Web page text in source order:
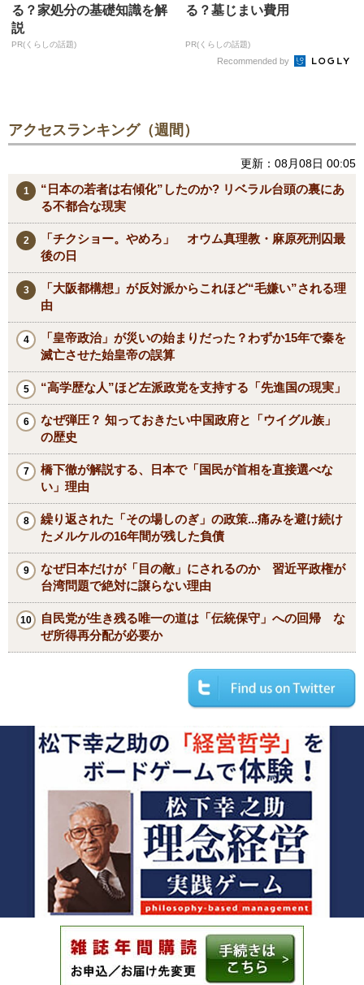
る？家処分の基礎知識を解
説
PR(くらしの話題)
る？墓じまい費用
PR(くらしの話題)
Recommended by
アクセスランキング（週間）
更新：08月08日 00:05
“日本の若者は右傾化”したのか? リベラル台頭の裏にあ
る不都合な現実
「チクショー。やめろ」 オウム真理教・麻原死刑囚最
後の日
「大阪都構想」が反対派からこれほど“毛嫌い”される理
由
「皇帝政治」が災いの始まりだった？わずか15年で秦を
滅亡させた始皇帝の誤算
“高学歴な人”ほど左派政党を支持する「先進国の現実」
なぜ弾圧？ 知っておきたい中国政府と「ウイグル族」
の歴史
橋下徹が解説する、日本で「国民が首相を直接選べな
い」理由
繰り返された「その場しのぎ」の政策...痛みを避け続け
たメルケルの16年間が残した負債
なぜ日本だけが「目の敵」にされるのか 習近平政権が
台湾問題で絶対に譲らない理由
自民党が生き残る唯一の道は「伝統保守」への回帰 な
ぜ所得再分配が必要か